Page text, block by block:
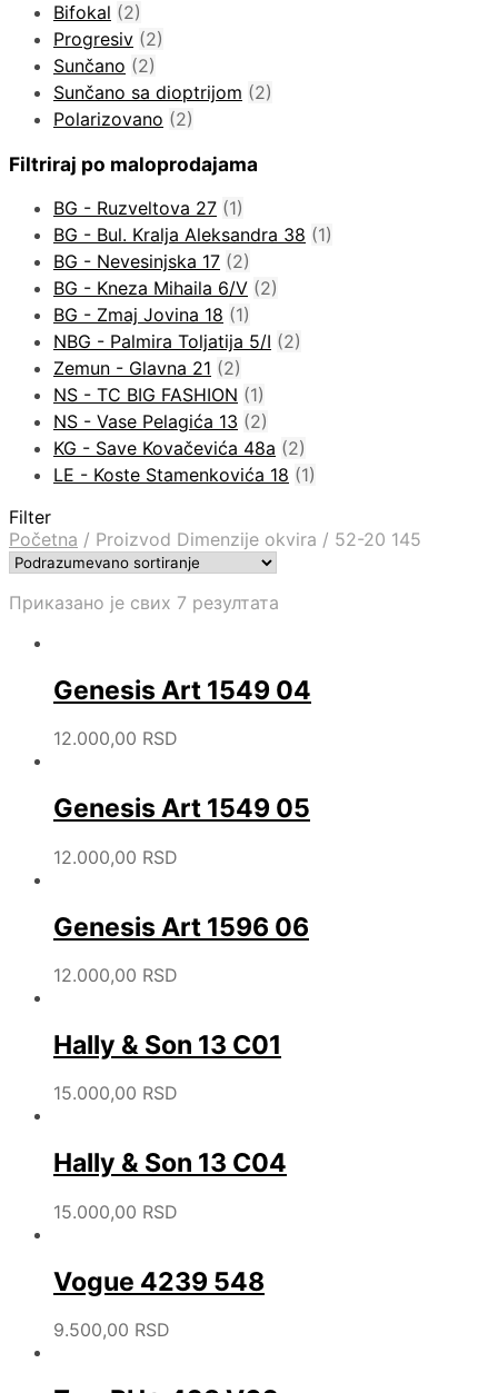
Bifokal (2)
Progresiv (2)
Sunčano (2)
Sunčano sa dioptrijom (2)
Polarizovano (2)
Filtriraj po maloprodajama
BG - Ruzveltova 27 (1)
BG - Bul. Kralja Aleksandra 38 (1)
BG - Nevesinjska 17 (2)
BG - Kneza Mihaila 6/V (2)
BG - Zmaj Jovina 18 (1)
NBG - Palmira Toljatija 5/I (2)
Zemun - Glavna 21 (2)
NS - TC BIG FASHION (1)
NS - Vase Pelagića 13 (2)
KG - Save Kovačevića 48a (2)
LE - Koste Stamenkovića 18 (1)
Filter
Početna / Proizvod Dimenzije okvira / 52-20 145
Приказано је свих 7 резултата
Genesis Art 1549 04
12.000,00 RSD
Genesis Art 1549 05
12.000,00 RSD
Genesis Art 1596 06
12.000,00 RSD
Hally & Son 13 C01
15.000,00 RSD
Hally & Son 13 C04
15.000,00 RSD
Vogue 4239 548
9.500,00 RSD